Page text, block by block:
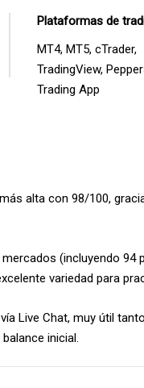
Plataformas de
MT4, MT5, cTrader,
TradingView,
Trading App
alta con 98/100,
(incluyendo
variedad para
Live Chat, muy útil
inicial.